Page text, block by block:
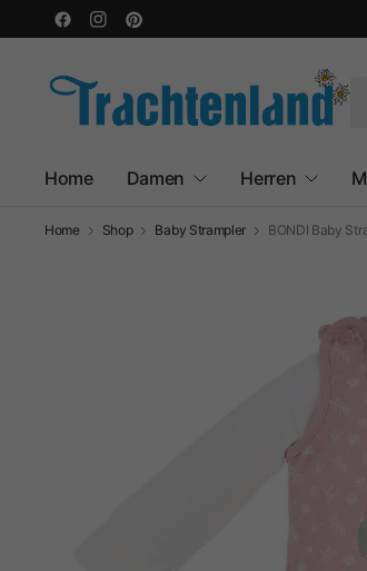
Home Damen Herren
Home Shop Baby Strampler BONDI Baby